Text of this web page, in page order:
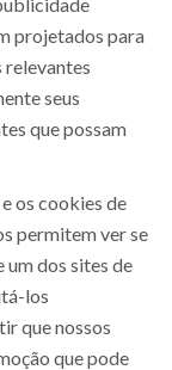
projetados para
relevantes
seus
que possam
os cookies de
permitem ver se
um dos sites de
los
que nossos
que pode